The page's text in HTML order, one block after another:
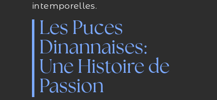
intemporelles.
Les Puces
Dinannaises:
Une Histoire de
Passion